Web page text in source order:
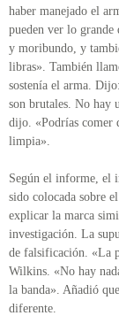
haber manejado el
pueden ver lo grande
y moribundo, y
libras». También
sostenía el arma.
son brutales. No hay
dijo. «Podrías comer
limpia».
Según el informe, el
sido colocada sobre
explicar la marca
investigación. La
de falsificación. «La
Wilkins. «No hay
la banda». Añadió
diferente.